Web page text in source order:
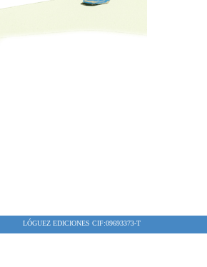
LÓGUEZ EDICIONES CIF:09693373-T